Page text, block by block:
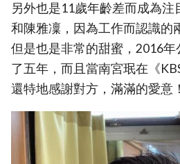
另外也是11歲年齡差而成為
和陳雅凜，因為工作而認識的
但是也是非常的甜蜜，2016
了五年，而且當南宮珉在《
還特地感謝對方，滿滿的愛意！